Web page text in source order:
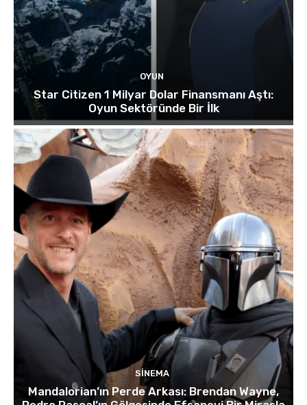
OYUN
Star Citizen 1 Milyar Dolar Finansmanı Aştı:
Oyun Sektöründe Bir İlk
SINEMA
Mandalorian’ın Perde Arkası: Brendan Wayne,